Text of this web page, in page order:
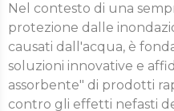
Nel contesto di una
protezione dalle
causati dall'acqua, è
soluzioni innovative e
assorbente" di prodotti
contro gli effetti nefasti